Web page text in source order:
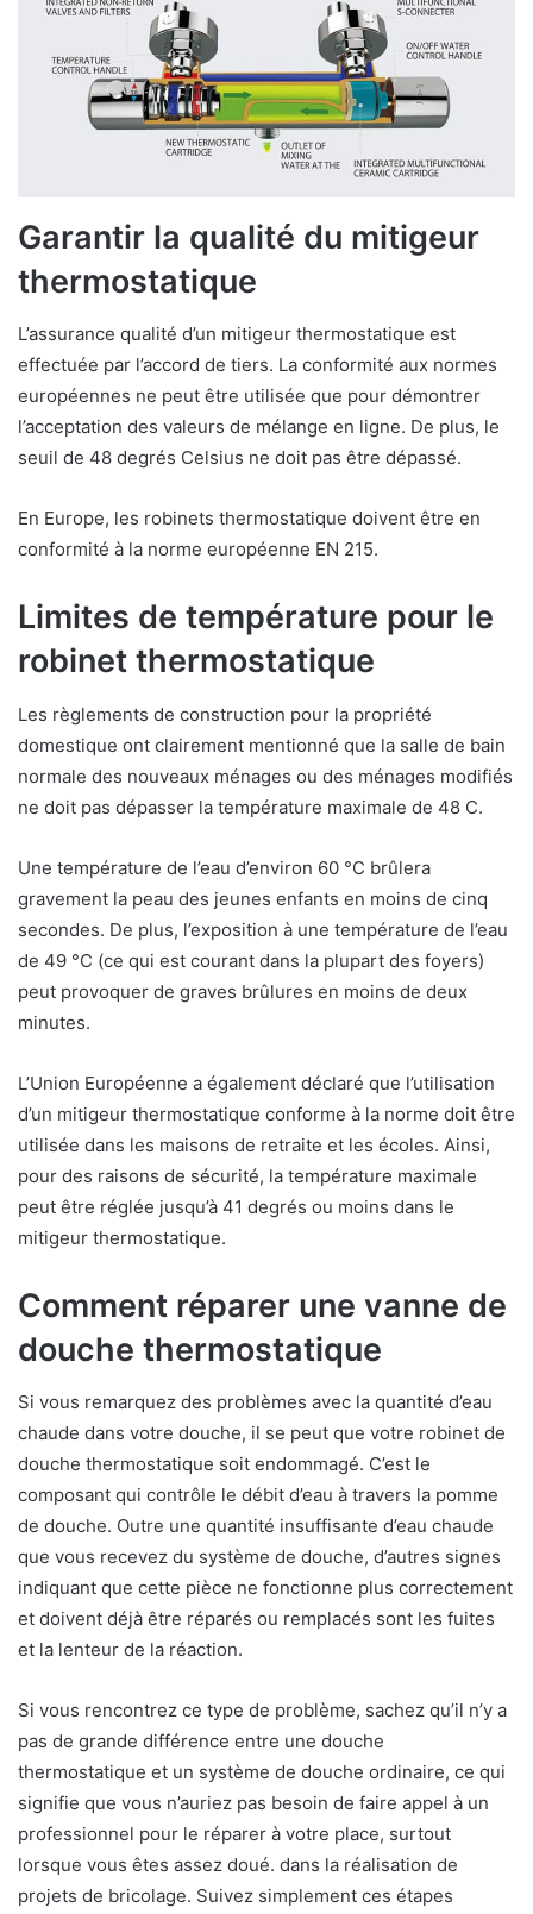
Garantir la qualité du mitigeur
thermostatique
L’assurance qualité d’un mitigeur thermostatique est
effectuée par l’accord de tiers. La conformité aux normes
européennes ne peut être utilisée que pour démontrer
l’acceptation des valeurs de mélange en ligne. De plus, le
seuil de 48 degrés Celsius ne doit pas être dépassé.
En Europe, les robinets thermostatique doivent être en
conformité à la norme européenne EN 215.
Limites de température pour le
robinet thermostatique
Les règlements de construction pour la propriété
domestique ont clairement mentionné que la salle de bain
normale des nouveaux ménages ou des ménages modifiés
ne doit pas dépasser la température maximale de 48 C.
Une température de l’eau d’environ 60 °C brûlera
gravement la peau des jeunes enfants en moins de cinq
secondes. De plus, l’exposition à une température de l’eau
de 49 °C (ce qui est courant dans la plupart des foyers)
peut provoquer de graves brûlures en moins de deux
minutes.
L’Union Européenne a également déclaré que l’utilisation
d’un mitigeur thermostatique conforme à la norme doit être
utilisée dans les maisons de retraite et les écoles. Ainsi,
pour des raisons de sécurité, la température maximale
peut être réglée jusqu’à 41 degrés ou moins dans le
mitigeur thermostatique.
Comment réparer une vanne de
douche thermostatique
Si vous remarquez des problèmes avec la quantité d’eau
chaude dans votre douche, il se peut que votre robinet de
douche thermostatique soit endommagé. C’est le
composant qui contrôle le débit d’eau à travers la pomme
de douche. Outre une quantité insuffisante d’eau chaude
que vous recevez du système de douche, d’autres signes
indiquant que cette pièce ne fonctionne plus correctement
et doivent déjà être réparés ou remplacés sont les fuites
et la lenteur de la réaction.
Si vous rencontrez ce type de problème, sachez qu’il n’y a
pas de grande différence entre une douche
thermostatique et un système de douche ordinaire, ce qui
signifie que vous n’auriez pas besoin de faire appel à un
professionnel pour le réparer à votre place, surtout
lorsque vous êtes assez doué. dans la réalisation de
projets de bricolage. Suivez simplement ces étapes